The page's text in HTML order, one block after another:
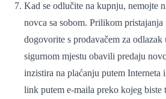
Kad se odlučite na kupnju, nemojte
novca sa sobom. Prilikom
dogovorite s prodavačem za odlazak
sigurnom mjestu obavili predaju
inzistira na plaćanju putem Interneta
link putem e-maila preko kojeg biste